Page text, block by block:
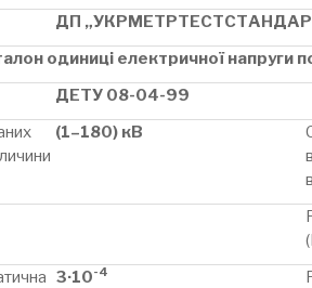
ДП
одиниці електричної напруги
ДЕТУ 08-04-99
(1–180) кВ
3·10-4